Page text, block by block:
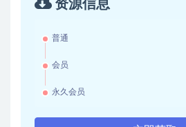
资源信息
普通
会员
永久会员